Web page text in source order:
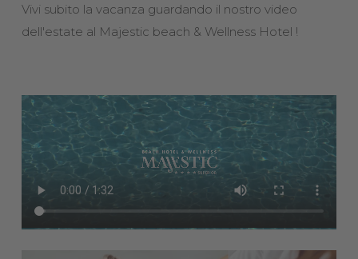
Vivi subito la vacanza guardando il nostro video
dell'estate al Majestic beach & Wellness Hotel !